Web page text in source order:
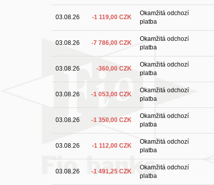
03.08.26 -1 119,00 CZK
Okamžitá odchozí
platba
03.08.26 -7 786,00 CZK
Okamžitá odchozí
platba
03.08.26 -360,00 CZK
Okamžitá odchozí
platba
03.08.26 -1 053,00 CZK
Okamžitá odchozí
platba
03.08.26 -1 350,00 CZK
Okamžitá odchozí
platba
03.08.26 -1 112,00 CZK
Okamžitá odchozí
platba
03.08.26 -1 491,25 CZK
Okamžitá odchozí
platba